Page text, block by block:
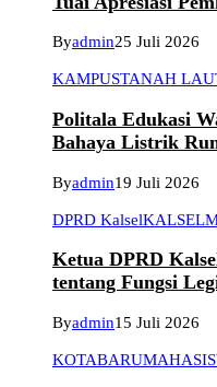
Byadmin25 Juli 2026
KAMPUSTANAH
Politala Edukasi
Bahaya Listrik
Byadmin19 Juli 2026
DPRD KalselKALSEL
Ketua DPRD
tentang Fungsi
Byadmin15 Juli 2026
KOTABARU